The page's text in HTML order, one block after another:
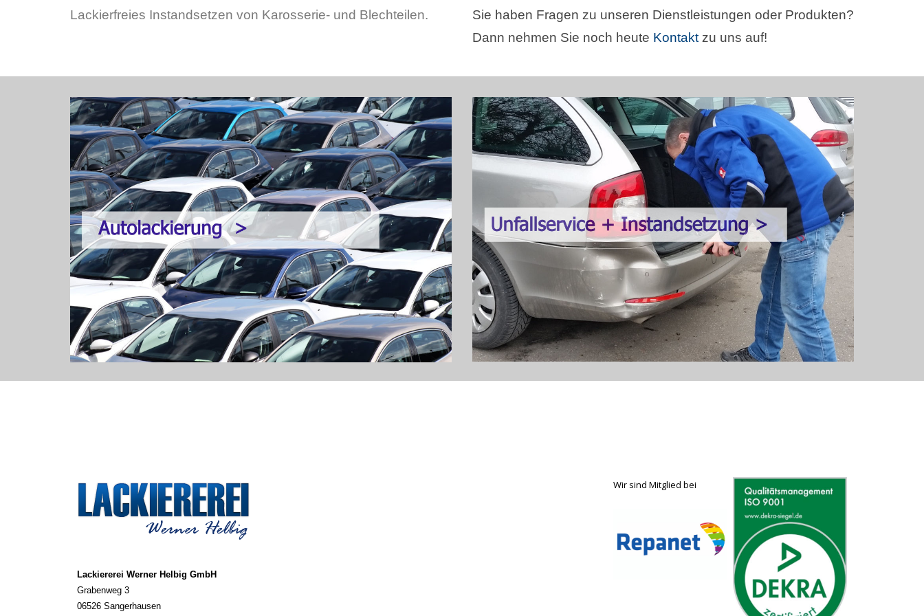
Lackierfreies Instandsetzen von Karosserie- und Blechteilen.
Sie haben Fragen zu unseren Dienstleistungen oder Produkten?
Dann nehmen Sie noch heute Kontaktzu uns auf!
Lackiererei Werner Helbig GmbH
Grabenweg 3
06526 Sangerhausen
Wir sind Mitglied bei